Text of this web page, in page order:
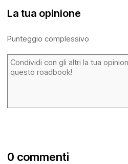
La tua opinione
Punteggio complessivo
0 commenti